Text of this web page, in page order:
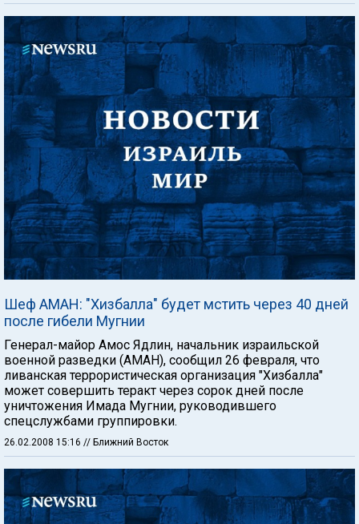
Шеф АМАН: "Хизбалла" будет мстить через 40 дней
после гибели Мугнии
Генерал-майор Амос Ядлин, начальник израильской
военной разведки (АМАН), сообщил 26 февраля, что
ливанская террористическая организация "Хизбалла"
может совершить теракт через сорок дней после
уничтожения Имада Мугнии, руководившего
спецслужбами группировки.
26.02.2008 15:16 // Ближний Восток